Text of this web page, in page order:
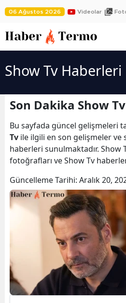
06 Ağustos 2026 Videolar
Show Tv Haberleri
Son Dakika Show
Bu sayfada güncel gelişmeleri
Tv ile ilgili en son gelişmeler ve
haberleri sunulmaktadır. Show
fotoğrafları ve Show Tv
Güncelleme Tarihi: Aralık 20,